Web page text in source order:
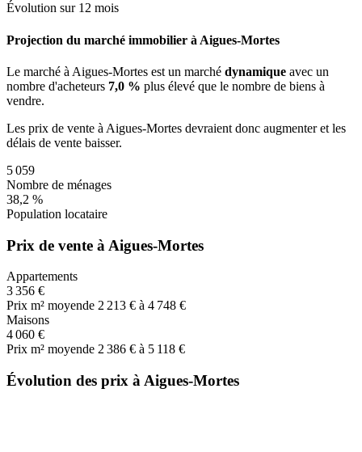
Évolution sur 12 mois
Projection du marché immobilier à Aigues-Mortes
Le marché à Aigues-Mortes est un marché dynamique avec un
nombre d'acheteurs 7,0 % plus élevé que le nombre de biens à
vendre.
Les prix de vente à Aigues-Mortes devraient donc augmenteret les
délais de vente baisser.
5 059
Nombre de ménages
38,2 %
Population locataire
Prix de vente à Aigues-Mortes
Appartements
3 356 €
Prix m² moyende 2 213 € à 4 748 €
Maisons
4 060 €
Prix m² moyende 2 386 € à 5 118 €
Évolution des prix à Aigues-Mortes